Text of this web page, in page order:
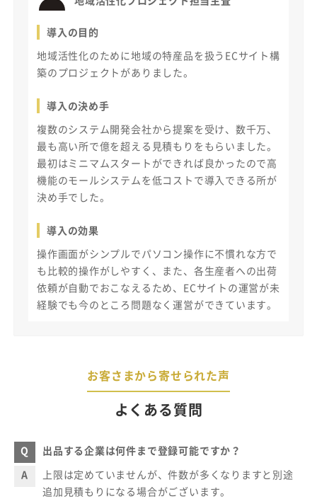
導入の目的
地域活性化のために地域の特産品を扱うECサイト構
築のプロジェクトがありました。
導入の決め手
複数のシステム開発会社から提案を受け、数千万、
最も高い所で億を超える見積もりをもらいました。
最初はミニマムスタートができれば良かったので高
機能のモールシステムを低コストで導入できる所が
決め手でした。
導入の効果
操作画面がシンプルでパソコン操作に不慣れな方で
も比較的操作がしやすく、また、各生産者への出荷
依頼が自動でおこなえるため、ECサイトの運営が未
経験でも今のところ問題なく運営ができています。
お客さまから寄せられた声
よくある質問
出品する企業は何件まで登録可能ですか？
上限は定めていませんが、件数が多くなりますと別途
追加見積もりになる場合がございます。